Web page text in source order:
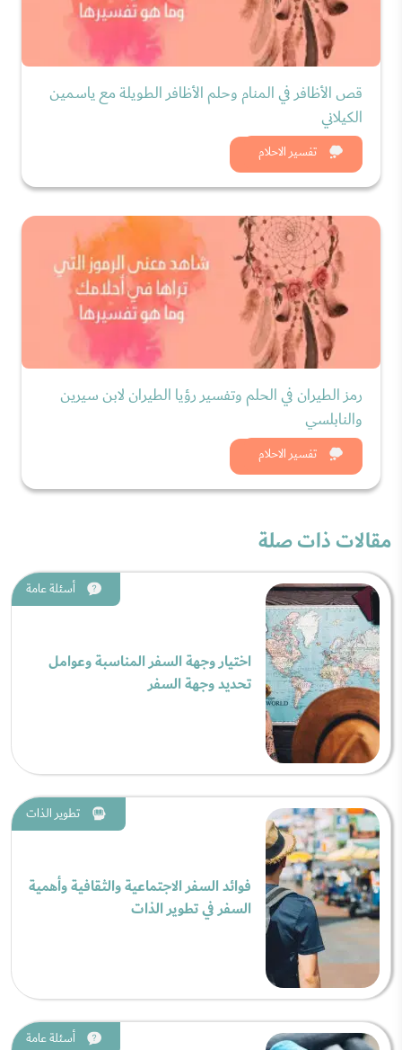
تفسير الاحلام
قص الأظافر في المنام وحلم الأظافر الطويلة مع ياسمين
الكيلاني
شاهد الان
تفسير الاحلام
رمز الطيران في الحلم وتفسير رؤيا الطيران لابن سيرين
والنابلسي
شاهد الان
مقالات ذات صلة
أسئلة عامة
اختيار وجهة السفر المناسبة وعوامل
تحديد وجهة السفر
تطوير الذات
فوائد السفر الاجتماعية والثقافية وأهمية
السفر في تطوير الذات
أسئلة عامة